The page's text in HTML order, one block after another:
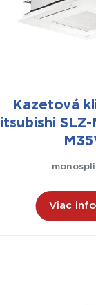
Kazetová
SLZ-
Viac